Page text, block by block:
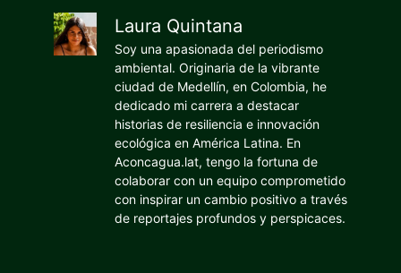
Laura Quintana
Soy una apasionada del periodismo
ambiental. Originaria de la vibrante
ciudad de Medellín, en Colombia, he
dedicado mi carrera a destacar
historias de resiliencia e innovación
ecológica en América Latina. En
Aconcagua.lat, tengo la fortuna de
colaborar con un equipo comprometido
con inspirar un cambio positivo a través
de reportajes profundos y perspicaces.